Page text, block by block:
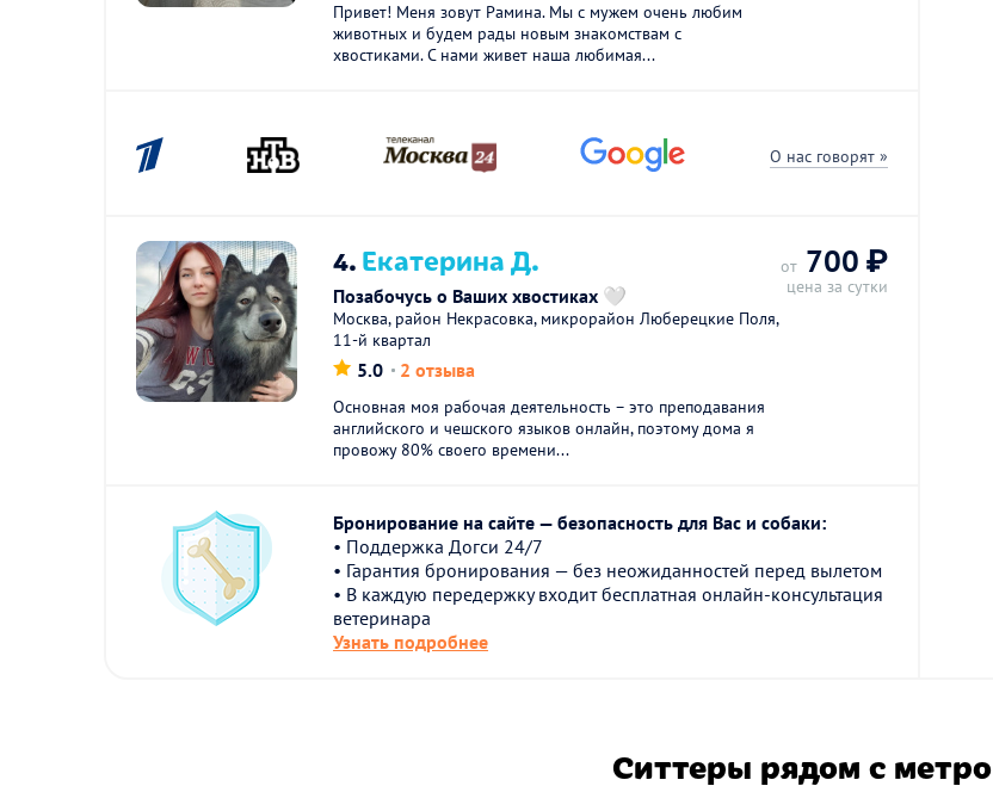
Привет! Меня зовут Рамина. Мы с мужем очень любим
животных и будем рады новым знакомствам с
хвостиками. С нами живет наша любимая...
О нас говорят »
4.Екатерина Д.
Позабочусь о Ваших хвостиках 🤍
Москва, район Некрасовка, микрорайон Люберецкие Поля,
11-й квартал
5.0 2 отзыва
Основная моя рабочая деятельность – это преподавания
английского и чешского языков онлайн, поэтому дома я
провожу 80% своего времени...
от 700 ₽
цена за сутки
Бронирование на сайте — безопасность для Вас и собаки:
• Поддержка Догси 24/7
• Гарантия бронирования — без неожиданностей перед вылетом
• В каждую передержку входит бесплатная онлайн-консультация
ветеринара
Узнать подробнее
Ситтеры рядом с метро